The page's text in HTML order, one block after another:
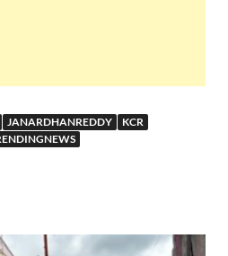
JANARDHANREDDY
KCR